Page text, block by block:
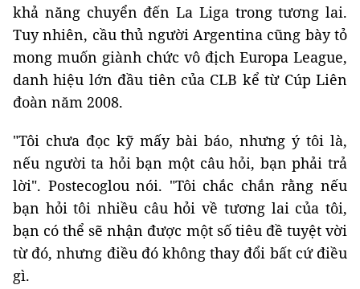
khả năng chuyển đến La Liga trong tương lai.
Tuy nhiên, cầu thủ người Argentina cũng bày tỏ
mong muốn giành chức vô địch Europa League,
danh hiệu lớn đầu tiên của CLB kể từ Cúp Liên
đoàn năm 2008.
"Tôi chưa đọc kỹ mấy bài báo, nhưng ý tôi là,
nếu người ta hỏi bạn một câu hỏi, bạn phải trả
lời". Postecoglou nói. "Tôi chắc chắn rằng nếu
bạn hỏi tôi nhiều câu hỏi về tương lai của tôi,
bạn có thể sẽ nhận được một số tiêu đề tuyệt vời
từ đó, nhưng điều đó không thay đổi bất cứ điều
gì.